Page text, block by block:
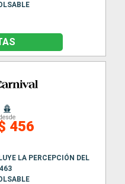
456
LA PERCEPCIÓN DEL